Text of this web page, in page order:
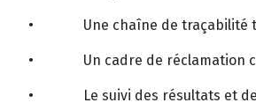
• Une chaîne de traçabilité
• Un cadre de réclamation
• Le suivi des résultats et